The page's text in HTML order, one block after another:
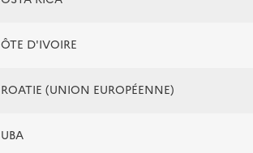
D'IVOIRE
(UNION EUROPÉENNE)